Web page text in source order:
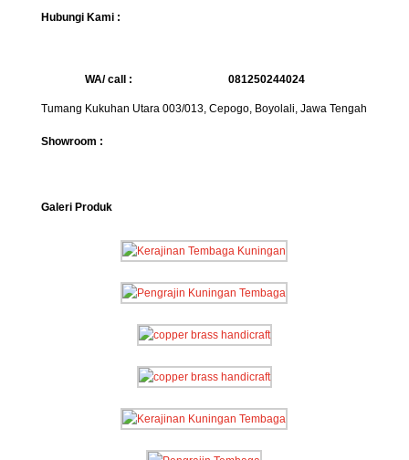
Hubungi Kami :
WA/ call : 081250244024
Tumang Kukuhan Utara 003/013, Cepogo, Boyolali, Jawa Tengah
Showroom :
Galeri Produk